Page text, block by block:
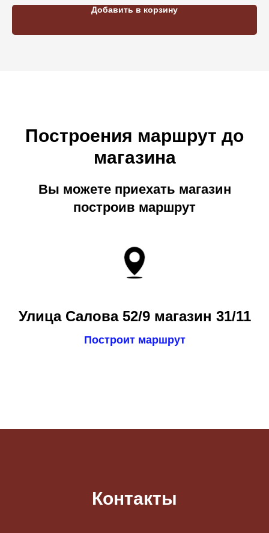
Добавить в корзину
Построения маршрут до
магазина
Вы можете приехать магазин
построив маршрут
Улица Салова 52/9 магазин 31/11
Построит маршрут
Контакты